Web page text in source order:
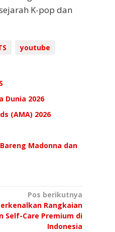
K-pop dan
youtube
Dunia 2026
(AMA) 2026
Madonna dan
Pos berikutnya
Rangkaian
Self-Care Premium di
Indonesia